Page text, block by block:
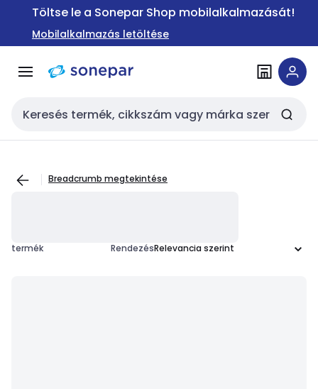
Ugrás a
Ugrás a
tartalomra
Töltse le a Sonepar Shop mobilalkalmazását!
Mobilalkalmazás letöltése
Keresési bemenet
Breadcrumb megtekintése
termék Rendezés